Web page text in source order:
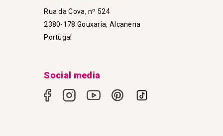
Rua da Cova, nº 524
2380-178 Gouxaria, Alcanena
Portugal
Social media